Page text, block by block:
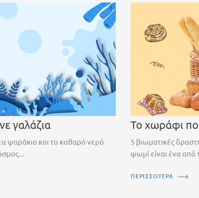
γαλάζια
ψαράκια και το καθαρό νερό
Το χωράφι
5 βιωματικές
ψωμί είναι ένα από
ΠΕΡΙΣΣΟΤΕΡΑ